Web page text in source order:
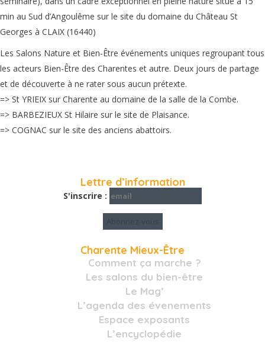
min au Sud d’Angoulême sur le site du domaine du Château St
Georges à CLAIX (16440)
Les Salons Nature et Bien-Être événements uniques regroupant tous
les acteurs Bien-Être des Charentes et autre. Deux jours de partage
et de découverte à ne rater sous aucun prétexte.
=> St YRIEIX sur Charente au domaine de la salle de la Combe.
=> BARBEZIEUX St Hilaire sur le site de Plaisance.
=> COGNAC sur le site des anciens abattoirs.
Lettre d’information
S'inscrire :
Charente Mieux-Être
Comment ça marche ?
Les salons du bien-être
Le Mag’
L’agenda des évenements
Espace exposants
L’encyclopédie